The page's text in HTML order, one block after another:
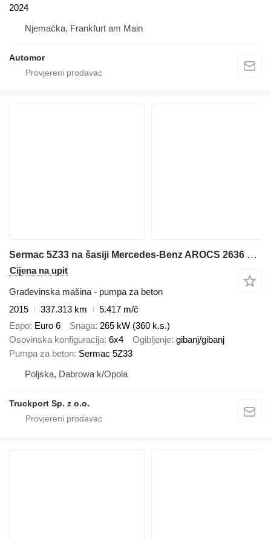
2024
Njemačka, Frankfurt am Main
Automor
Sermac 5Z33 na šasiji Mercedes-Benz AROCS 2636 6x4 EURO6 POMPA DO BETONU SERMAC 5Z33
Cijena na upit
Građevinska mašina - pumpa za beton
2015
337.313 km
5.417 m/č
Евро Euro 6 Snaga 265 kW (360 k.s.)
Osovinska konfiguracija 6x4 Ogibljenje gibanj/gibanj
Pumpa za beton Sermac 5Z33
Poljska, Dabrowa k/Opola
Truckport Sp. z o.o.